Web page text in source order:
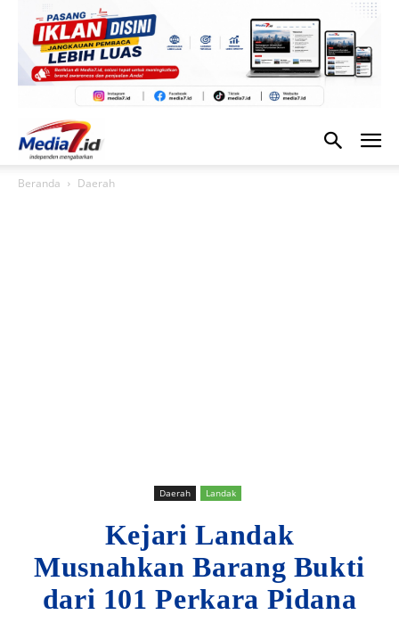
Beranda Daerah
Daerah Landak
Kejari Landak
Musnahkan Barang Bukti
dari 101 Perkara Pidana